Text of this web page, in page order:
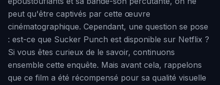
peut qu'être captivés par cette œuvre
cinématographique. Cependant, une question se pose
: est-ce que Sucker Punch est disponible sur Netflix ?
Si vous êtes curieux de le savoir, continuons
ensemble cette enquête. Mais avant cela, rappelons
que ce film a été récompensé pour sa qualité visuelle